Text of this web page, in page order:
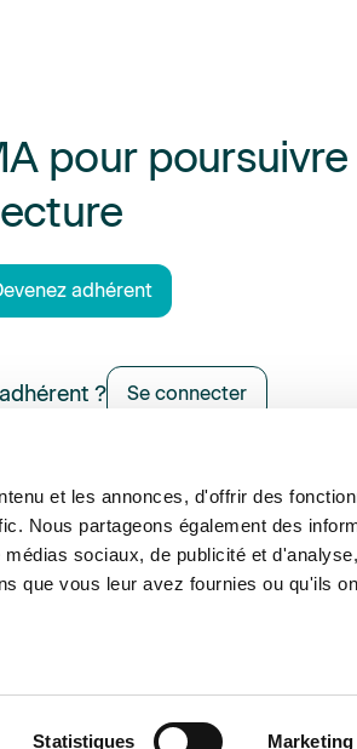
et les annonces, d'offrir des
Nous partageons également des
sociaux, de publicité et
que vous leur avez fournies ou qu'ils
Statistiques Marketing
pour
adhérent
? Se connecter
Offres d’emploi